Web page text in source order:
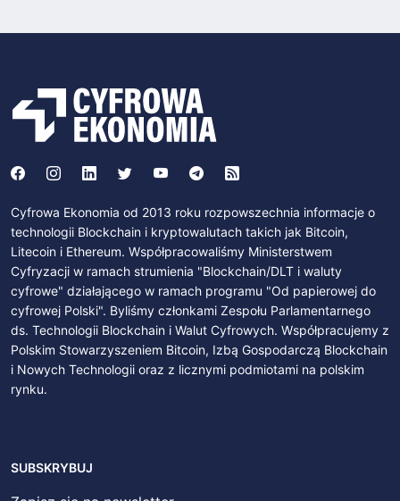
Cyfrowa Ekonomia od 2013 roku rozpowszechnia informacje o
technologii Blockchain i kryptowalutach takich jak Bitcoin,
Litecoin i Ethereum. Współpracowaliśmy Ministerstwem
Cyfryzacji w ramach strumienia "Blockchain/DLT i waluty
cyfrowe" działającego w ramach programu "Od papierowej do
cyfrowej Polski". Byliśmy członkami Zespołu Parlamentarnego
ds. Technologii Blockchain i Walut Cyfrowych. Współpracujemy z
Polskim Stowarzyszeniem Bitcoin, Izbą Gospodarczą Blockchain
i Nowych Technologii oraz z licznymi podmiotami na polskim
rynku.
SUBSKRYBUJ